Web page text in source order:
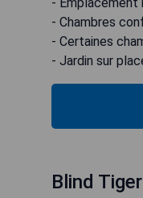
- Chambres
- Certaines
- Jardin sur
Blind